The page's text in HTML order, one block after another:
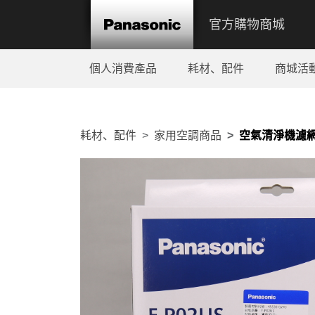
官方購物商城
個人消費產品 耗材、配件 商城活
耗材、配件 家用空調商品 空氣清淨機濾